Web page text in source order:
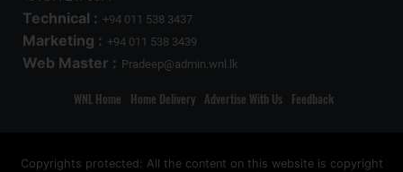
Technical : +94 011 538 3437
Marketing : +94 011 538 3439
Web Master : Pradeep@admin.wnl.lk
WNL Home Home Delivery Advertise With Us Feedback
Copyrights protected: All the content on this website is copyright